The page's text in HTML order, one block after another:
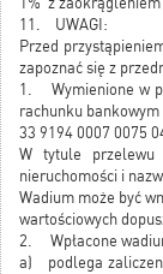
11. UWAGI:
Przed
zapoznać się z
1. Wymienione w
rachunku
33 9194 0007 0075
W tytule przelewu
nieruchomości i
Wadium może być
wartościowych
2. Wpłacone
a) podlega